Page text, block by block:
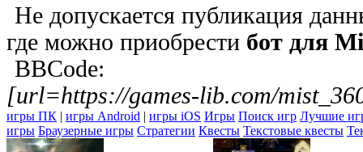
Не допускается публикация
где можно приобрести бот для
BBCode:
[url=https://games-lib.com/
игры ПК | игры Android | игры iOS Игры Поиск игр Лучшие
игры Браузерные игры Стратегии Квесты Текстовые квесты